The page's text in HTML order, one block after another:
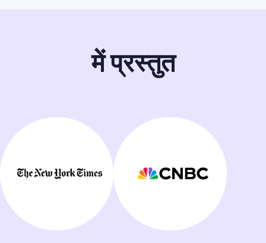
में प्रस्तुत